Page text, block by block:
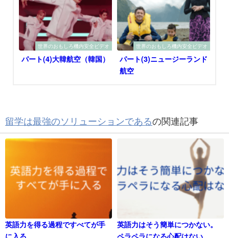
世界のおもしろ機内安全ビデオ
パート(4)大韓航空（韓国）
世界のおもしろ機内安全ビデオ
パート(3)ニュージーランド
航空
留学は最強のソリューションであるの関連記事
英語力を得る過程ですべてが手
英語力はそう簡単につかない。